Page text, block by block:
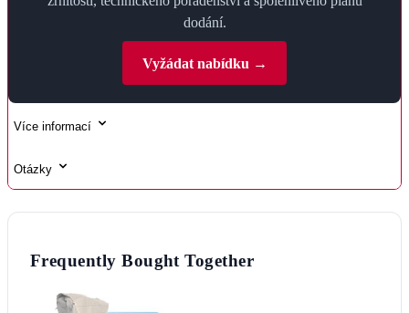
dodání.
Vyžádat nabídku →
Více informací
Otázky
Frequently Bought Together